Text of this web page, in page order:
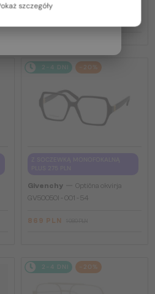
2-4 DNI -20%
Givenchy
Optična okvirja
GV50050I - 001 - 54
869 PLN
2-4 DNI -20%
szczegóły